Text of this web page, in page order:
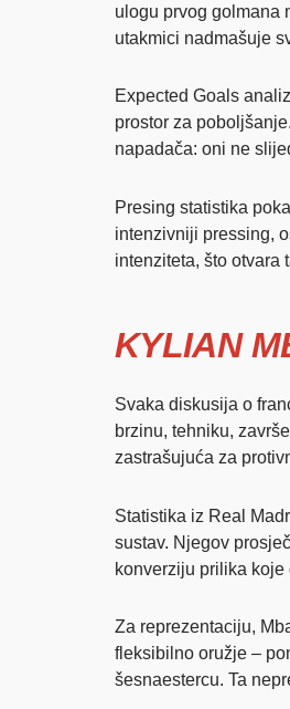
ulogu prvog golmana
utakmici nadmašuje
Expected Goals
prostor za
napadača: oni ne
Presing statistika
intenzivniji pressing,
intenziteta, što otvara
KYLIAN
Svaka diskusija o
brzinu, tehniku,
zastrašujuća za
Statistika iz Real
sustav. Njegov
konverziju prilika
Za reprezentaciju,
fleksibilno oružje –
šesnaestercu. Ta